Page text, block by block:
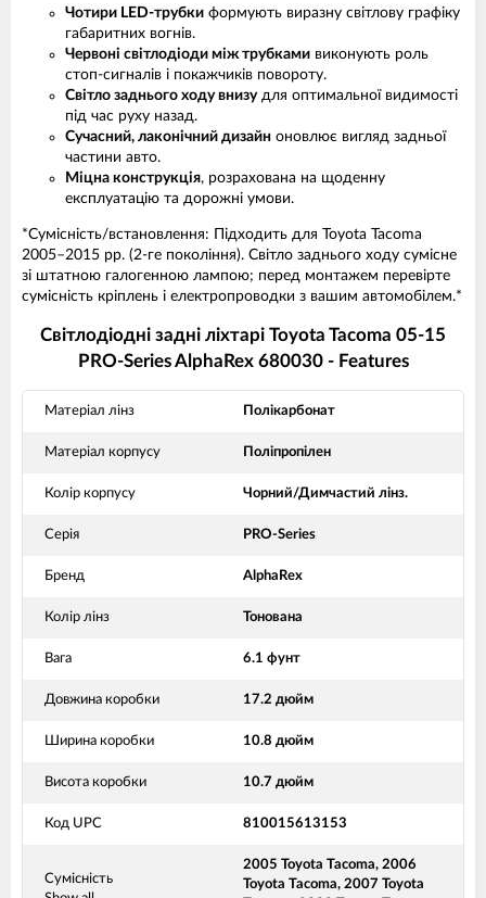
Чотири LED-трубки формують виразну світлову графіку
габаритних вогнів.
Червоні світлодіоди між трубками виконують роль
стоп-сигналів і покажчиків повороту.
Світло заднього ходу внизудля оптимальної видимості
під час руху назад.
Сучасний, лаконічний дизайн оновлює вигляд задньої
частини авто.
Міцна конструкція, розрахована на щоденну
експлуатацію та дорожні умови.
*Сумісність/встановлення: Підходить для Toyota Tacoma
2005–2015 рр. (2-ге покоління). Світло заднього ходу сумісне
зі штатною галогенною лампою; перед монтажем перевірте
сумісність кріплень і електропроводки з вашим автомобілем.*
Світлодіодні задні ліхтарі Toyota Tacoma 05-15
PRO-Series AlphaRex 680030 - Features
Матеріал лінз Полікарбонат
Матеріал корпусу Поліпропілен
Колір корпусу Чорний/Димчастий лінз.
Серія PRO-Series
Бренд AlphaRex
Колір лінз Тонована
Вага 6.1 фунт
Довжина коробки 17.2 дюйм
Ширина коробки 10.8 дюйм
Висота коробки 10.7 дюйм
Код UPC 810015613153
Сумісність
2005 Toyota Tacoma, 2006
Toyota Tacoma, 2007 Toyota